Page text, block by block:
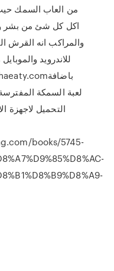
اكل كل شئ من بشر
والمراكب انه القرش
للاندرويد
لعبة السمكة
التحميل لاجهزة